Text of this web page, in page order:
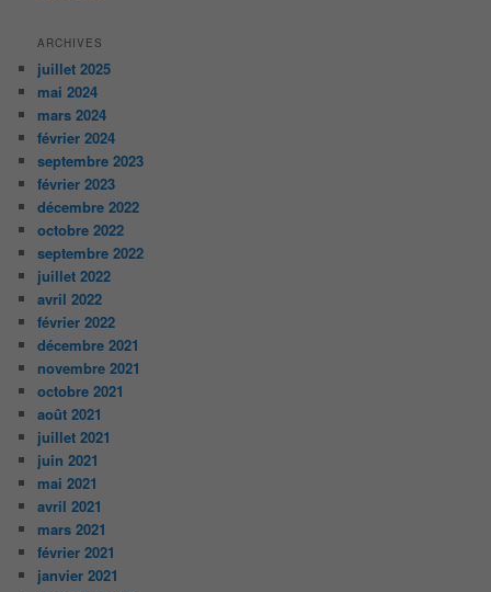
ARCHIVES
juillet 2025
mai 2024
mars 2024
février 2024
septembre 2023
février 2023
décembre 2022
octobre 2022
septembre 2022
juillet 2022
avril 2022
février 2022
décembre 2021
novembre 2021
octobre 2021
août 2021
juillet 2021
juin 2021
mai 2021
avril 2021
mars 2021
février 2021
janvier 2021